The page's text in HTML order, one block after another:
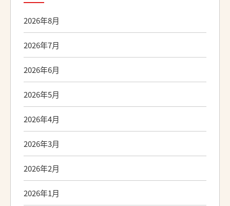
2026年8月
2026年7月
2026年6月
2026年5月
2026年4月
2026年3月
2026年2月
2026年1月